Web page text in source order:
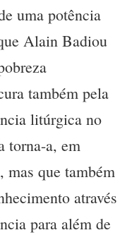
uma potência
Alain Badiou
também pela
litúrgica no
torna-a, em
mas que também
através
para além de